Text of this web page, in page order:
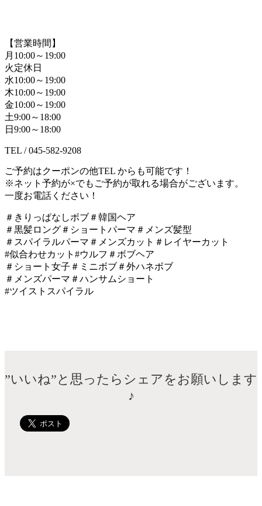
【営業時間】
月 10:00～ 19:00
火定休日
水10:00～ 19:00
木10:00～ 19:00
金10:00～ 19:00
土9:00～ 18:00
日 9:00～ 18:00
TEL / 045-582-9208
ご予約はクーポンの他TEL からも可能です！
※ネット予約が×でもご予約が取れる場合がございます。
一度お電話ください！
＃きりっぱなしボブ＃韓国ヘア
＃黒髪ロング＃ショートパーマ＃メンズ髪型
＃スパイラルパーマ＃メンズカット＃レイヤーカット
#似合わせカット #ウルフ＃ボブヘア
＃ショート女子＃ミニボブ＃外ハネボブ
＃メンズパーマ＃ハンサムショート
#ツイストスパイラル
”いいね”と思ったらシェアをお願いします
♪